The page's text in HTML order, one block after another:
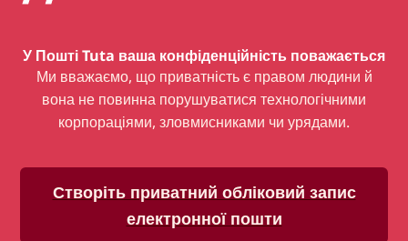
У Пошті Tuta ваша конфіденційність поважається
Ми вважаємо, що приватність є правом людини й
вона не повинна порушуватися технологічними
корпораціями, зловмисниками чи урядами.
Створіть приватний обліковий запис
електронної пошти